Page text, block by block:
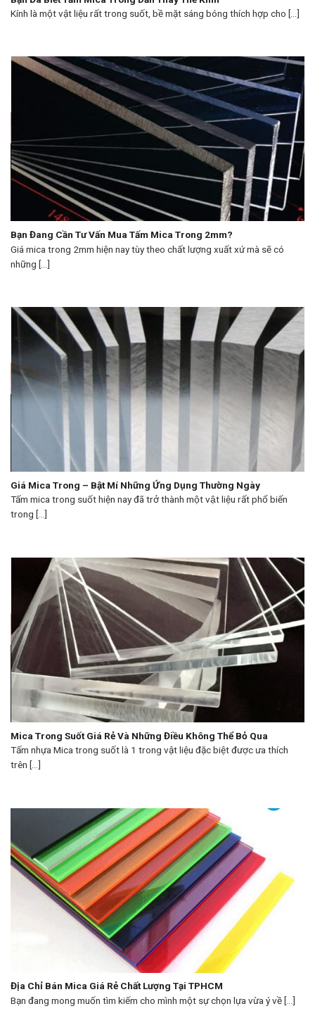
Kính là một vật liệu rất trong suốt, bề mặt sáng bóng thích hợp cho [...]
Bạn Đang Cần Tư Vấn Mua Tấm Mica Trong 2mm?
Giá mica trong 2mm hiện nay tùy theo chất lượng xuất xứ mà sẽ có
những [...]
Giá Mica Trong – Bật Mí Những Ứng Dụng Thường Ngày
Tấm mica trong suốt hiện nay đã trở thành một vật liệu rất phổ biến
trong [...]
Mica Trong Suốt Giá Rẻ Và Những Điều Không Thể Bỏ Qua
Tấm nhựa Mica trong suốt là 1 trong vật liệu đặc biệt được ưa thích
trên [...]
Địa Chỉ Bán Mica Giá Rẻ Chất Lượng Tại TPHCM
Bạn đang mong muốn tìm kiếm cho mình một sự chọn lựa vừa ý về [...]